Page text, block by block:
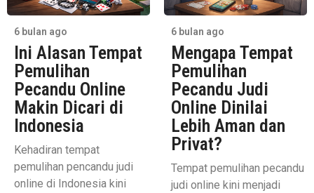
6 bulan ago
Ini Alasan Tempat
Pemulihan
Pecandu Online
Makin Dicari di
Indonesia
Kehadiran tempat
pemulihan pencandu judi
online di Indonesia kini
6 bulan ago
Mengapa Tempat
Pemulihan
Pecandu Judi
Online Dinilai
Lebih Aman dan
Privat?
Tempat pemulihan pecandu
judi online kini menjadi